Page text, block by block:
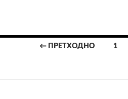
чланака
← ПРЕТХОДНО 1